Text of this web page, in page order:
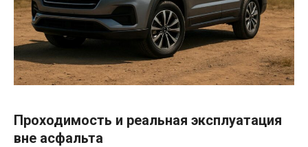
Проходимость и реальная эксплуатация
вне асфальта